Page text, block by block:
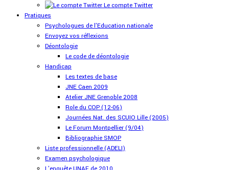
Le compte Twitter
Pratiques
Psychologues de l'Education nationale
Envoyez vos réflexions
Déontologie
Le code de déontologie
Handicap
Les textes de base
JNE Caen 2009
Atelier JNE Grenoble 2008
Role du COP (12-06)
Journées Nat. des SCUIO Lille (2005)
Le Forum Montpellier (9/04)
Bibliographie SMOP
Liste professionnelle (ADELI)
Examen psychologique